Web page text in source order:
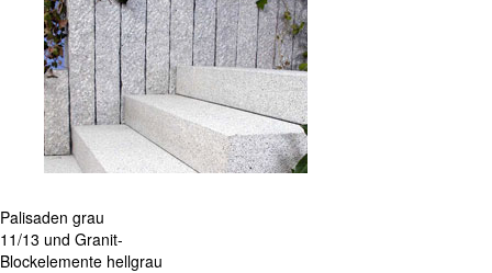
Palisaden grau
11/13 und Granit-
Blockelemente hellgrau